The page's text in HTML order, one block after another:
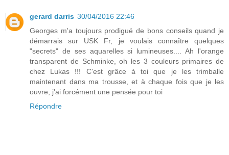
gerard darris 30/04/2016 22:46
Georges m'a toujours prodigué de bons conseils quand je
démarrais sur USK Fr, je voulais connaître quelques
"secrets" de ses aquarelles si lumineuses.... Ah l'orange
transparent de Schminke, oh les 3 couleurs primaires de
chez Lukas !!! C'est grâce à toi que je les trimballe
maintenant dans ma trousse, et à chaque fois que je les
ouvre, j'ai forcément une pensée pour toi
Répondre